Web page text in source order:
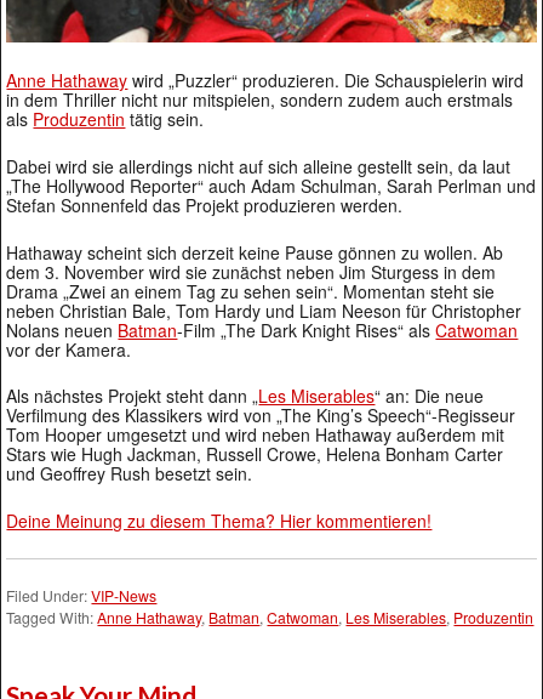
Anne Hathaway wird „Puzzler“ produzieren. Die Schauspielerin wird
in dem Thriller nicht nur mitspielen, sondern zudem auch erstmals
als Produzentin tätig sein.
Dabei wird sie allerdings nicht auf sich alleine gestellt sein, da laut
„The Hollywood Reporter“ auch Adam Schulman, Sarah Perlman und
Stefan Sonnenfeld das Projekt produzieren werden.
Hathaway scheint sich derzeit keine Pause gönnen zu wollen. Ab
dem 3. November wird sie zunächst neben Jim Sturgess in dem
Drama „Zwei an einem Tag zu sehen sein“. Momentan steht sie
neben Christian Bale, Tom Hardy und Liam Neeson für Christopher
Nolans neuen Batman-Film „The Dark Knight Rises“ alsCatwoman
vor der Kamera.
Als nächstes Projekt steht dann „Les Miserables“ an: Die neue
Verfilmung des Klassikers wird von „The King’s Speech“-Regisseur
Tom Hooper umgesetzt und wird neben Hathaway außerdem mit
Stars wie Hugh Jackman, Russell Crowe, Helena Bonham Carter
und Geoffrey Rush besetzt sein.
Deine Meinung zu diesem Thema? Hier kommentieren!
Filed Under:VIP-News
Tagged With:Anne Hathaway, Batman,Catwoman, Les Miserables, Produzentin